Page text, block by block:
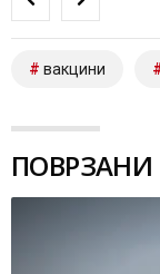
вакцини
ПОВРЗАНИ